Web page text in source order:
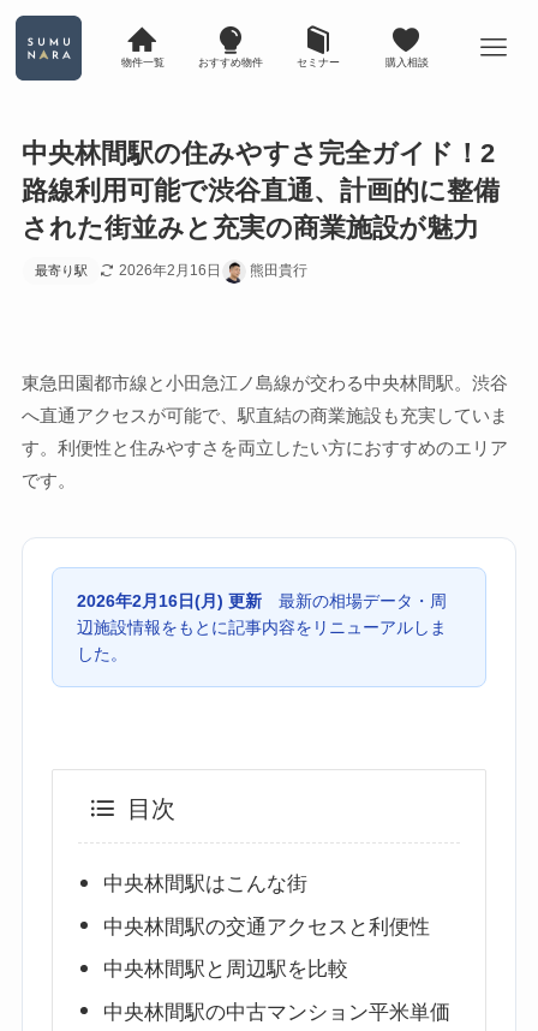
物件一覧 おすすめ物件 セミナー 購入相談
中央林間駅の住みやすさ完全ガイド！2
路線利用可能で渋谷直通、計画的に整備
された街並みと充実の商業施設が魅力
最寄り駅 2026年2月16日 熊田貴行
東急田園都市線と小田急江ノ島線が交わる中央林間駅。渋谷
へ直通アクセスが可能で、駅直結の商業施設も充実していま
す。利便性と住みやすさを両立したい方におすすめのエリア
です。
2026年2月16日(月) 更新最新の相場データ・周
辺施設情報をもとに記事内容をリニューアルしま
した。
目次
中央林間駅はこんな街
中央林間駅の交通アクセスと利便性
中央林間駅と周辺駅を比較
中央林間駅の中古マンション平米単価